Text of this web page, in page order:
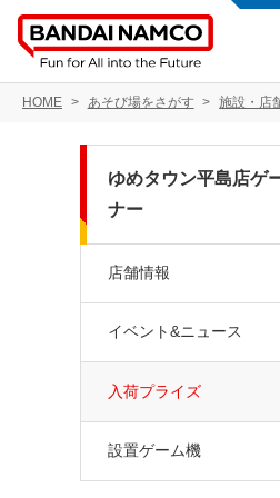
HOME あそび場をさがす 施設・店
ゆめタウン平島店ゲ
ナー
店舗情報
イベント&ニュース
入荷プライズ
設置ゲーム機